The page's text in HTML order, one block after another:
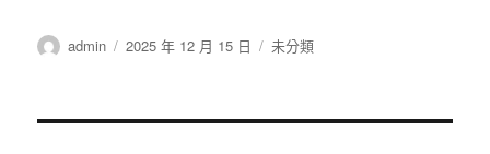
作
admin
發
2025 年 12 月 15 日
分
未分類